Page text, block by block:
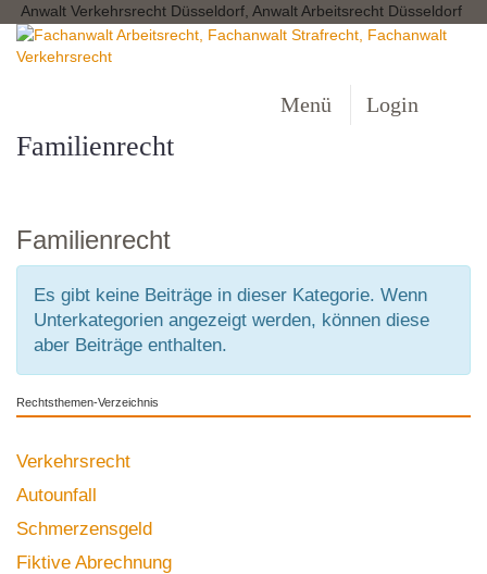
Anwalt Verkehrsrecht Düsseldorf, Anwalt Arbeitsrecht Düsseldorf
Menü Login
Familienrecht
Familienrecht
Es gibt keine Beiträge in dieser Kategorie. Wenn
Unterkategorien angezeigt werden, können diese
aber Beiträge enthalten.
Rechtsthemen-Verzeichnis
Verkehrsrecht
Autounfall
Schmerzensgeld
Fiktive Abrechnung